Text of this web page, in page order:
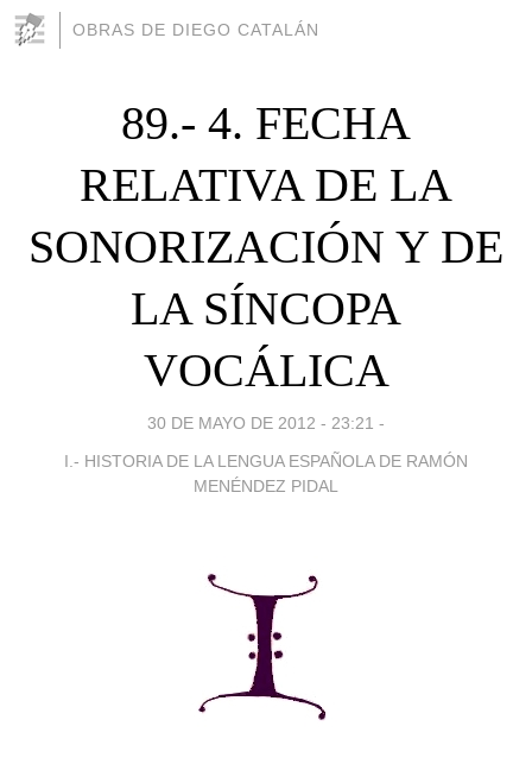
OBRAS DE DIEGO CATALÁN
89.- 4. FECHA
RELATIVA DE LA
SONORIZA­CIÓN Y DE
LA SÍNCOPA
VOCÁLICA
30 DE MAYO DE 2012 - 23:21 -
I.- HISTORIA DE LA LENGUA ESPAÑOLA DE RAMÓN
MENÉNDEZ PIDAL